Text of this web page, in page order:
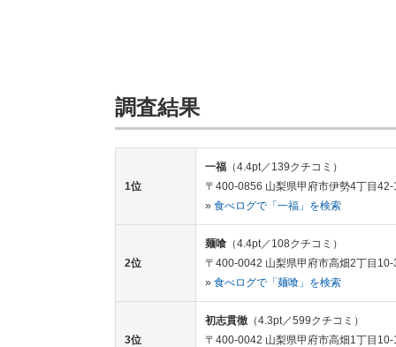
調査結果
1位
一福 （4.4pt／139クチコミ）
〒400-0856 山梨県甲府市伊勢4丁目42-
» 食べログで「一福」を検索
2位
麺喰 （4.4pt／108クチコミ）
〒400-0042 山梨県甲府市高畑2丁目10-
» 食べログで「麺喰」を検索
3位
初志貫徹 （4.3pt／599クチコミ）
〒400-0042 山梨県甲府市高畑1丁目10-